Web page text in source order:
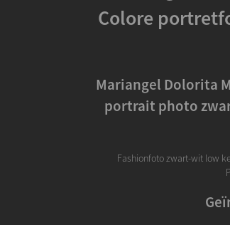
Colore
Mariangel Dolorita
portrait photo
Fashionfoto zwart-wit low